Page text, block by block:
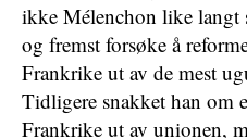
ikke Mélenchon like langt
og fremst forsøke å
Frankrike ut av de mest
Tidligere snakket han om
Frankrike ut av unionen,